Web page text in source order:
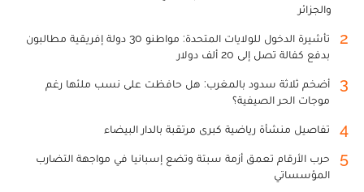
والجزائر
2
تأشيرة الدخول للولايات المتحدة: مواطنو 30 دولة إفريقية مطالبون
بدفع كفالة تصل إلى 20 ألف دولار
3
أضخم ثلاثة سدود بالمغرب: هل حافظت على نسب ملئها رغم
موجات الحر الصيفية؟
4 تفاصيل منشأة رياضية كبرى مرتقبة بالدار البيضاء
5
حرب الأرقام تعمق أزمة سبتة وتضع إسبانيا في مواجهة التضارب
المؤسساتي